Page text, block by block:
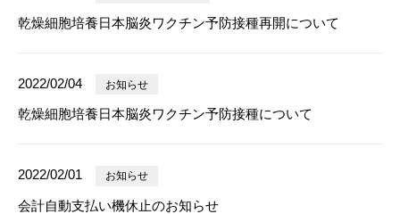
乾燥細胞培養日本脳炎ワクチン予防接種再開について
2022/02/04 お知らせ
乾燥細胞培養日本脳炎ワクチン予防接種について
2022/02/01 お知らせ
会計自動支払い機休止のお知らせ